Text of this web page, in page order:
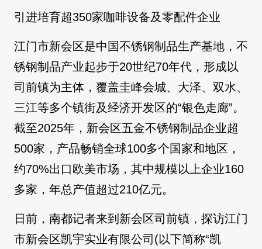
引进培育超350家咖啡设备及零配件企业
江门市新会区是中国不锈钢制品生产基地，不
锈钢制品产业起步于20世纪70年代，形成以
司前镇为主体，覆盖圭峰会城、大泽、双水、
三江等多个镇街及经济开发区的“银色走廊”。
截至2025年，新会区五金不锈钢制品企业超
500家，产品畅销全球100多个国家和地区，
约70%出口欧美市场，其中规模以上企业160
多家，年总产值超过210亿元。
日前，南都记者来到新会区司前镇，探访江门
市新会区凯宇实业有限公司(以下简称“凯